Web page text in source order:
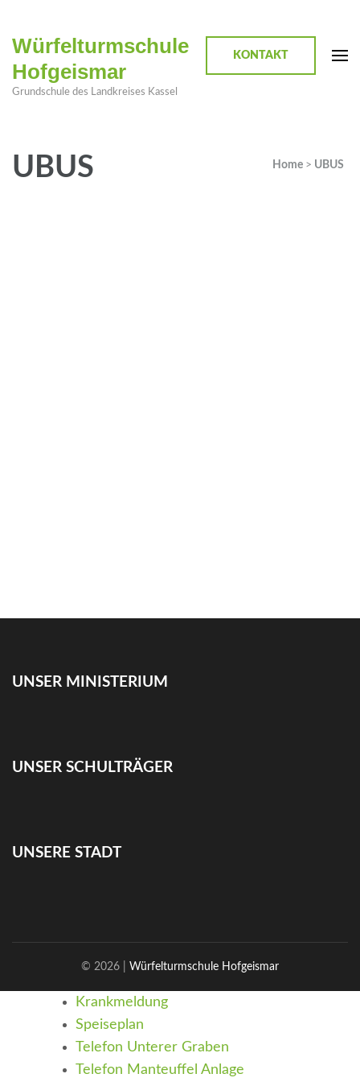
Würfelturmschule
Hofgeismar
Grundschule des Landkreises Kassel
KONTAKT
UBUS Home > UBUS
UNSER MINISTERIUM
UNSER SCHULTRÄGER
UNSERE STADT
© 2026 | Würfelturmschule Hofgeismar
Krankmeldung
Speiseplan
Telefon Unterer Graben
Telefon Manteuffel Anlage